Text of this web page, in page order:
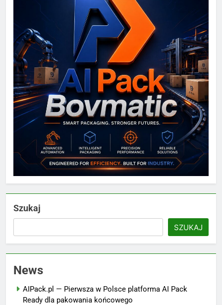
Szukaj
SZUKAJ
News
AIPack.pl — Pierwsza w Polsce platforma AI Pack
Ready dla pakowania końcowego